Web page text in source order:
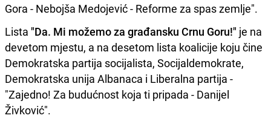
Gora - Nebojša Medojević - Reforme za spas zemlje".
Lista "Da. Mi možemo za građansku Crnu Goru!" je na
devetom mjestu, a na desetom lista koalicije koju čine
Demokratska partija socijalista, Socijaldemokrate,
Demokratska unija Albanaca i Liberalna partija -
"Zajedno! Za budućnost koja ti pripada - Danijel
Živković".